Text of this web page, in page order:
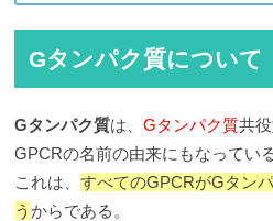
Gタンパク質について
Gタンパク質は、Gタンパク質共
GPCRの名前の由来にもなっている
これは、すべてのGPCRがGタン
うからである。